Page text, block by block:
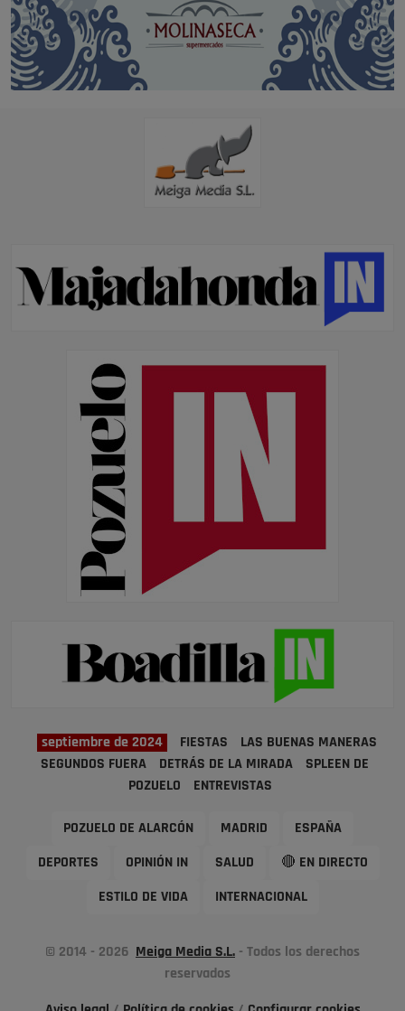
septiembre de 2024 FIESTAS
LAS BUENAS MANERAS
SEGUNDOS FUERA
DETRÁS DE LA MIRADA
SPLEEN DE
POZUELO
ENTREVISTAS
POZUELO DE ALARCÓN MADRID ESPAÑA
DEPORTES OPINIÓN IN SALUD 🔴 EN DIRECTO
ESTILO DE VIDA INTERNACIONAL
© 2014 - 2026 Meiga Media S.L. - Todos los derechos
reservados